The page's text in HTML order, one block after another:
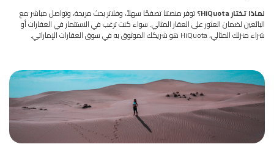
لماذا تختار HiQuota؟
توفر منصتنا تصفحًا سهلاً، وفلاتر بحث مريحة، وتواصل مباشر مع
البائعين لضمان العثور على العقار المثالي. سواء كنت ترغب في الاستثمار في العقارات أو
شراء منزلك المثالي، HiQuota هو شريكك الموثوق به في سوق العقارات الإماراتي.